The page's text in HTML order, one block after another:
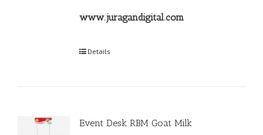
www.juragandigital.com
Details
Event Desk RBM Goat Milk